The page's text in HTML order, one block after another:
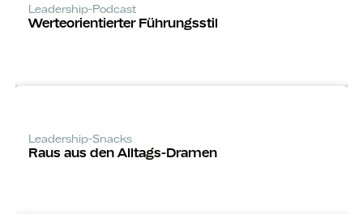
Leadership-Podcast
Werte­orientierter Führungsstil
Leadership-Snacks
Raus aus den Alltags-Dramen